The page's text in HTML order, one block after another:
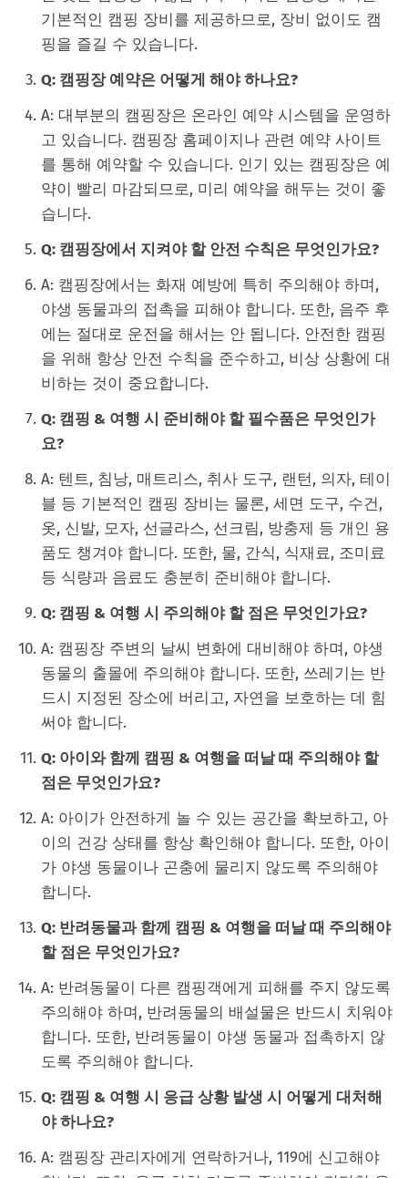
기본적인 캠핑 장비를 제공하므로, 장비 없이도 캠
핑을 즐길 수 있습니다.
Q: 캠핑장 예약은 어떻게 해야 하나요?
A: 대부분의 캠핑장은 온라인 예약 시스템을 운영하
고 있습니다. 캠핑장 홈페이지나 관련 예약 사이트
를 통해 예약할 수 있습니다. 인기 있는 캠핑장은 예
약이 빨리 마감되므로, 미리 예약을 해두는 것이 좋
습니다.
Q: 캠핑장에서 지켜야 할 안전 수칙은 무엇인가요?
A: 캠핑장에서는 화재 예방에 특히 주의해야 하며,
야생 동물과의 접촉을 피해야 합니다. 또한, 음주 후
에는 절대로 운전을 해서는 안 됩니다. 안전한 캠핑
을 위해 항상 안전 수칙을 준수하고, 비상 상황에 대
비하는 것이 중요합니다.
Q: 캠핑 & 여행 시 준비해야 할 필수품은 무엇인가
요?
A: 텐트, 침낭, 매트리스, 취사 도구, 랜턴, 의자, 테이
블 등 기본적인 캠핑 장비는 물론, 세면 도구, 수건,
옷, 신발, 모자, 선글라스, 선크림, 방충제 등 개인 용
품도 챙겨야 합니다. 또한, 물, 간식, 식재료, 조미료
등 식량과 음료도 충분히 준비해야 합니다.
Q: 캠핑 & 여행 시 주의해야 할 점은 무엇인가요?
A: 캠핑장 주변의 날씨 변화에 대비해야 하며, 야생
동물의 출몰에 주의해야 합니다. 또한, 쓰레기는 반
드시 지정된 장소에 버리고, 자연을 보호하는 데 힘
써야 합니다.
Q: 아이와 함께 캠핑 & 여행을 떠날 때 주의해야 할
점은 무엇인가요?
A: 아이가 안전하게 놀 수 있는 공간을 확보하고, 아
이의 건강 상태를 항상 확인해야 합니다. 또한, 아이
가 야생 동물이나 곤충에 물리지 않도록 주의해야
합니다.
Q: 반려동물과 함께 캠핑 & 여행을 떠날 때 주의해야
할 점은 무엇인가요?
A: 반려동물이 다른 캠핑객에게 피해를 주지 않도록
주의해야 하며, 반려동물의 배설물은 반드시 치워야
합니다. 또한, 반려동물이 야생 동물과 접촉하지 않
도록 주의해야 합니다.
Q: 캠핑 & 여행 시 응급 상황 발생 시 어떻게 대처해
야 하나요?
A: 캠핑장 관리자에게 연락하거나, 119에 신고해야